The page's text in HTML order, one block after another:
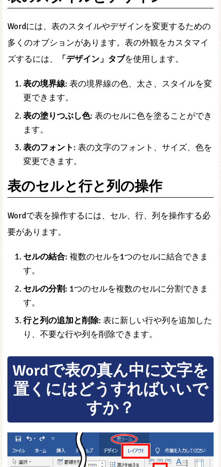
Wordには、表のスタイルやデザインを変更するための
多くのオプションがあります。表の外観をカスタマイ
ズするには、
「デザイン」タブを使用します。
表の境界線: 表の境界線の色、太さ、スタイルを変
更できます。
表の塗りつぶし色: 表のセルに色を塗ることができ
ます。
表のフォント: 表の文字のフォント、サイズ、色を
変更できます。
表のセルと行と列の操作
Wordで表を操作するには、セル、行、列を操作する必
要があります。
セルの結合: 複数のセルを1つのセルに結合できま
す。
セルの分割: 1つのセルを複数のセルに分割できま
す。
行と列の追加と削除: 表に新しい行や列を追加した
り、不要な行や列を削除できます。
Wordで表の真ん中に文字を
置くにはどうすればいいで
すか？